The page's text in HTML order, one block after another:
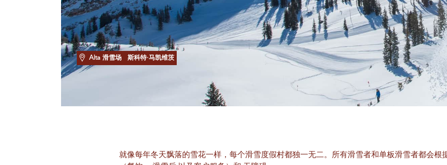
Alta 滑雪场 斯科特·马凯维茨
就像每年冬天飘落的雪花一样，每个滑雪度假村都独一无二。所有滑雪者和单板滑雪者都会根